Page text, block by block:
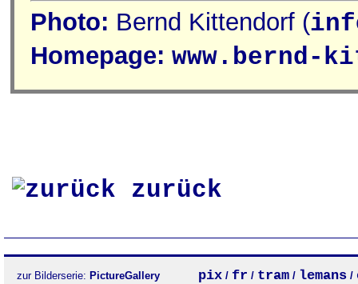
Photo: Bernd Kittendorf (
Homepage: www.bernd-
zurück
zur Bilderserie: PictureGallery pix / fr / tram / lemans /